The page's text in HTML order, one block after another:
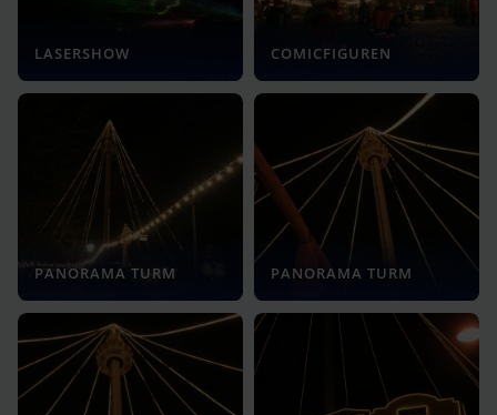
LASERSHOW COMICFIGUREN
PANORAMA TURM PANORAMA TURM